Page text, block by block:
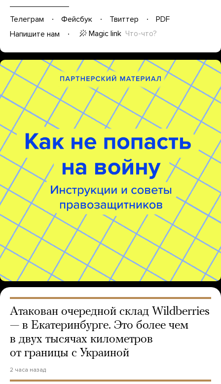
Телеграм Фейсбук Твиттер
PDF
Напишите нам
Magic link Что-что?
Атакован очередной склад Wildberries
— в Екатеринбурге. Это более чем
в двух тысячах километров
от границы с Украиной
2 часа назад